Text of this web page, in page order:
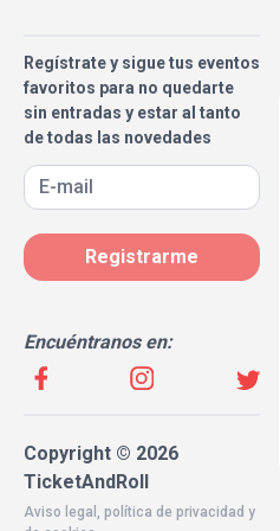
Regístrate y sigue tus eventos
favoritos para no quedarte
sin entradas y estar al tanto
de todas las novedades
Registrarme
Encuéntranos en:
Copyright © 2026
TicketAndRoll
Aviso legal , política de privacidad y